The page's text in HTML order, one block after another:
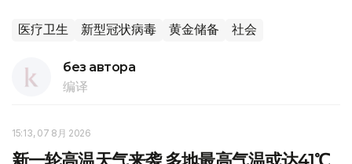
医疗卫生 新型冠状病毒 黄金储备 社会
без автора
编译
15:13, 07 8月 2026